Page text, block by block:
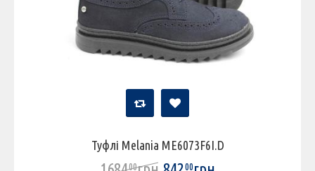
Туфлі Melania ME6073F6I.D
00 00